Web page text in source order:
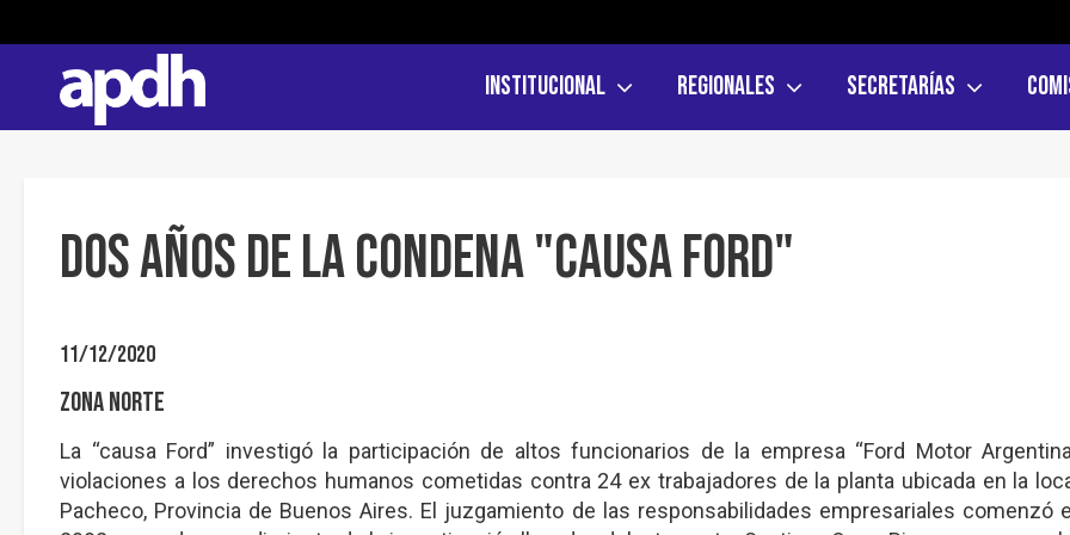
Institucional Regionales Secretarías
Dos años de la condena "Causa Ford"
11/12/2020
Zona Norte
La “causa Ford” investigó la participación de altos funcionarios de la empresa “Ford Motor
violaciones a los derechos humanos cometidas contra 24 ex trabajadores de la planta ubicada en la
Pacheco, Provincia de Buenos Aires. El juzgamiento de las responsabilidades empresariales comenzó